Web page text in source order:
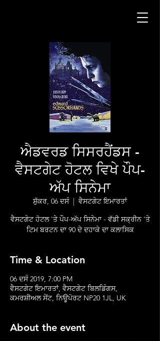
ਐਡਵਰਡ ਸਿਸਰਹੈਂਡਸ -
ਵੈਸਟਗੇਟ ਹੋਟਲ ਵਿਖੇ ਪੌਪ-
ਅੱਪ ਸਿਨੇਮਾ
ਸ਼ੁੱਕਰ, 06 ਦਸੰ
  |
ਵੈਸਟਗੇਟ ਇਮਾਰਤਾਂ
ਵੈਸਟਗੇਟ ਹੋਟਲ 'ਤੇ ਪੌਪ-ਅੱਪ ਸਿਨੇਮਾ - ਵੱਡੀ ਸਕ੍ਰੀਨ 'ਤੇ
ਟਿਮ ਬਰਟਨ ਦਾ 90 ਦੇ ਦਹਾਕੇ ਦਾ ਕਲਾਸਿਕ
Time & Location
06 ਦਸੰ 2019, 7:00 PM
ਵੈਸਟਗੇਟ ਇਮਾਰਤਾਂ, ਵੈਸਟਗੇਟ ਬਿਲਡਿੰਗਸ,
ਕਮਰਸ਼ੀਅਲ ਸੇਂਟ, ਨਿਊਪੋਰਟ NP20 1JL, UK
About the event